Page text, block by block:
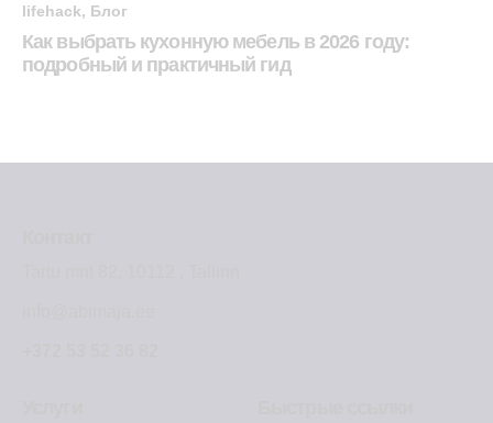
lifehack, Блог
Как выбрать кухонную мебель в 2026 году:
подробный и практичный гид